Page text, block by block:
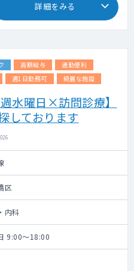
詳細をみる
高額給与
通勤便利
週1日勤務可 綺麗な施設
水曜日×訪問診療】
しております
区
内科
9:00～18:00